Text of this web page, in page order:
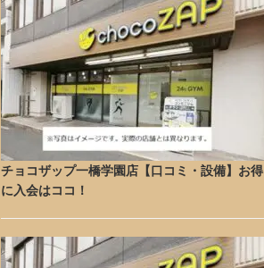
チョコザップ一橋学園店【口コミ・設備】お得
に入会はココ！